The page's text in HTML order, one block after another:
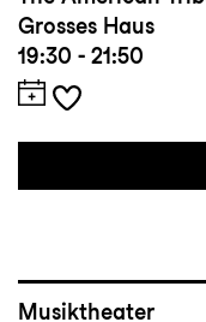
ausgezeichnet,
Shaping the
FilmArte
gewann.
Grosses Haus
19:30 - 21:50
Musiktheater